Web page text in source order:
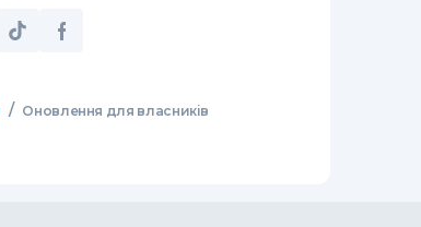
/ Оновлення для власників